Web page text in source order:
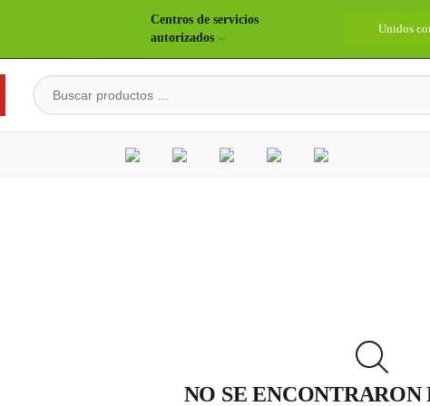
Centros de servicios
autorizados
Unidos
NO SE ENCONTRARON